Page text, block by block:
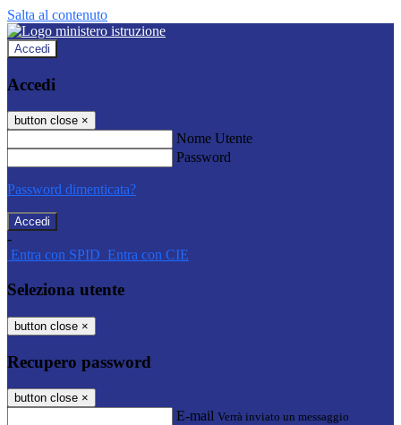
Salta al contenuto
Accedi
Accedi
button close ×
Nome Utente
Password
Password dimenticata?
-
Entra con SPID Entra con CIE
Seleziona utente
button close ×
Recupero password
button close ×
E-mail Verrà inviato un messaggio